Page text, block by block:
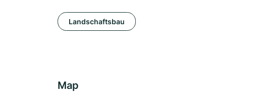
Landschaftsbau
Map